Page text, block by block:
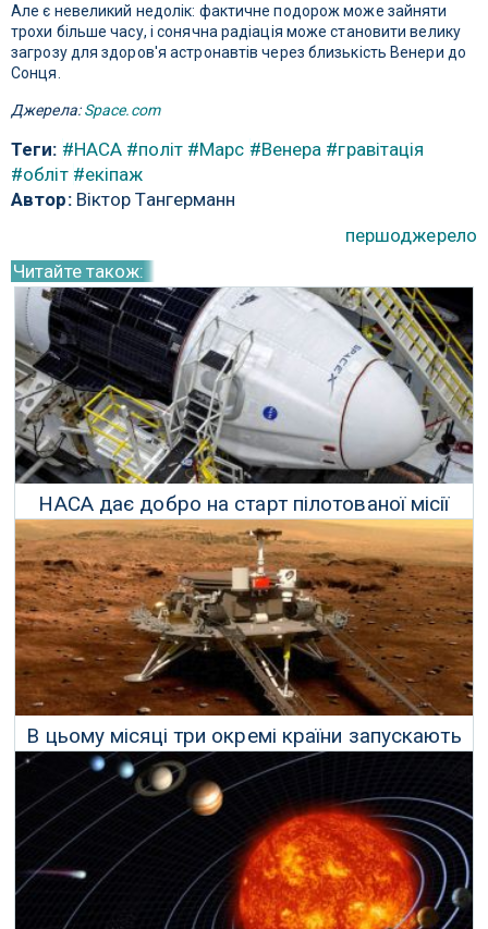
Але є невеликий недолік: фактичне подорож може зайняти
трохи більше часу, і сонячна радіація може становити велику
загрозу для здоров'я астронавтів через близькість Венери до
Сонця.
Джерела:Space.com
Теги: #НАСА #політ #Марс #Венера #гравітація
#обліт #екіпаж
Автор:Віктор Тангерманн
першоджерело
Читайте також:
НАСА дає добро на старт пілотованої місії
СпейсІкс
24 Травня 2020 р.
В цьому місяці три окремі країни запускають
марсіанські місії
08 Липня 2020 р.